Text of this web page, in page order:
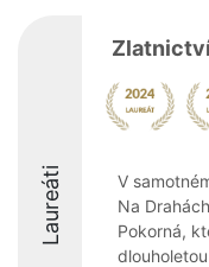
Laureáti
V
Na
Pokorná,